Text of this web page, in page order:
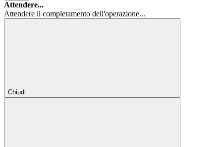
Attendere...
Attendere il completamento dell'operazione...
Chiudi